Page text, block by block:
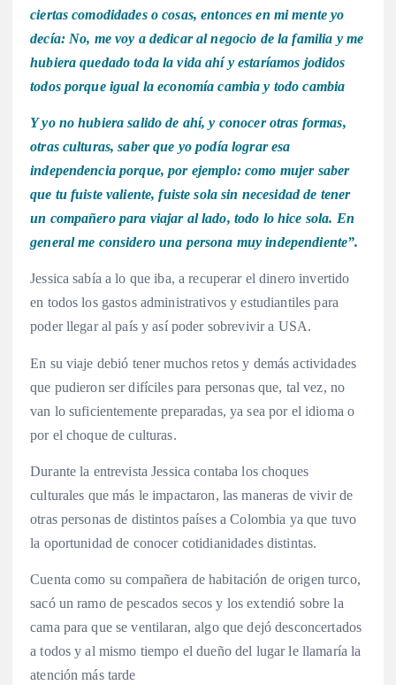
ciertas comodidades o cosas, entonces en mi mente yo
decía: No, me voy a dedicar al negocio de la familia y me
hubiera quedado toda la vida ahí y estaríamos jodidos
todos porque igual la economía cambia y todo cambia
Y yo no hubiera salido de ahí, y conocer otras formas,
otras culturas, saber que yo podía lograr esa
independencia porque, por ejemplo: como mujer saber
que tu fuiste valiente, fuiste sola sin necesidad de tener
un compañero para viajar al lado, todo lo hice sola. En
general me considero una persona muy independiente”.
Jessica sabía a lo que iba, a recuperar el dinero invertido
en todos los gastos administrativos y estudiantiles para
poder llegar al país y así poder sobrevivir a USA.
En su viaje debió tener muchos retos y demás actividades
que pudieron ser difíciles para personas que, tal vez, no
van lo suficientemente preparadas, ya sea por el idioma o
por el choque de culturas.
Durante la entrevista Jessica contaba los choques
culturales que más le impactaron, las maneras de vivir de
otras personas de distintos países a Colombia ya que tuvo
la oportunidad de conocer cotidianidades distintas.
Cuenta como su compañera de habitación de origen turco,
sacó un ramo de pescados secos y los extendió sobre la
cama para que se ventilaran, algo que dejó desconcertados
a todos y al mismo tiempo el dueño del lugar le llamaría la
atención más tarde